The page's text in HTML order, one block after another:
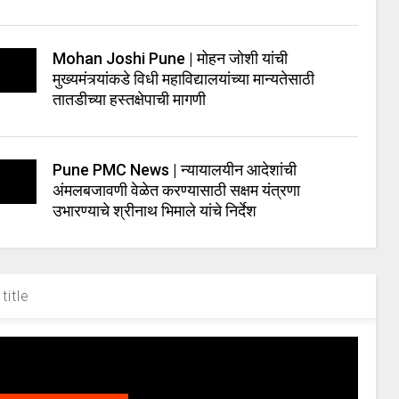
Mohan Joshi Pune | मोहन जोशी यांची
मुख्यमंत्र्यांकडे विधी महाविद्यालयांच्या मान्यतेसाठी
तातडीच्या हस्तक्षेपाची मागणी
Pune PMC News | न्यायालयीन आदेशांची
अंमलबजावणी वेळेत करण्यासाठी सक्षम यंत्रणा
उभारण्याचे श्रीनाथ भिमाले यांचे निर्देश